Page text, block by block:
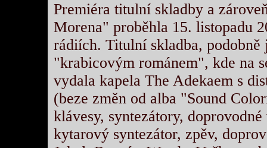
Premiéra titulní skladby a
Morena" proběhla 15. listopadu
rádiích. Titulní skladba,
"krabicovým románem", kde na
vydala kapela The Adekaem s
(beze změn od alba "Sound
klávesy, syntezátory,
kytarový syntezátor, zpěv,